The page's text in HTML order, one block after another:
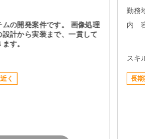
ムの開発案件です。 画像処理
設計から実装まで、一貫して
す。
く
勤務
内
スキ
長期